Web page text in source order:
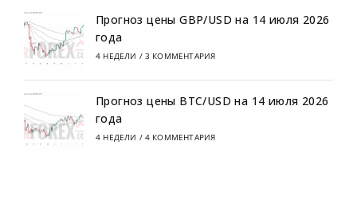
Прогноз цены GBP/USD на 14 июля 2026
года
4 НЕДЕЛИ / 3 КОММЕНТАРИЯ
Прогноз цены BTC/USD на 14 июля 2026
года
4 НЕДЕЛИ / 4 КОММЕНТАРИЯ